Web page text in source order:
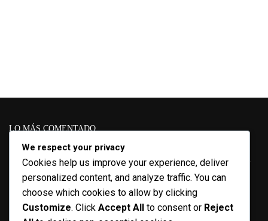
LO MÁS COMENTADO
ArtesBoletinCENBConferenciasConvocatoriaCourse
COVID-19 Cuadernos curriculares DescargablesDesigner
DiplomadoEcLEducación en movimiento
LepeEscrituraEstrategias didácticasExperiencias
We respect your privacy
Cookies help us improve your experience, deliver
personalized content, and analyze traffic. You can
choose which cookies to allow by clicking
Customize. Click Accept All to consent or Reject